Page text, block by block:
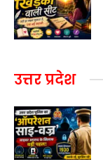
उत्तर प्रदेश